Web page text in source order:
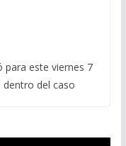
para este viernes 7
dentro del caso